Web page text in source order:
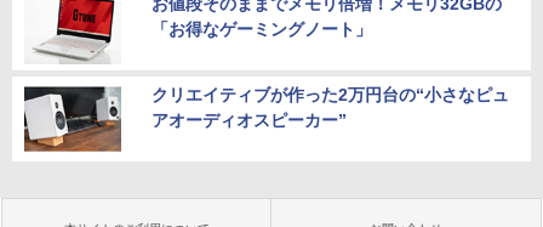
「お得なゲーミングノート」
クリエイティブが作った2万円台の“小さなピュ
アオーディオスピーカー”